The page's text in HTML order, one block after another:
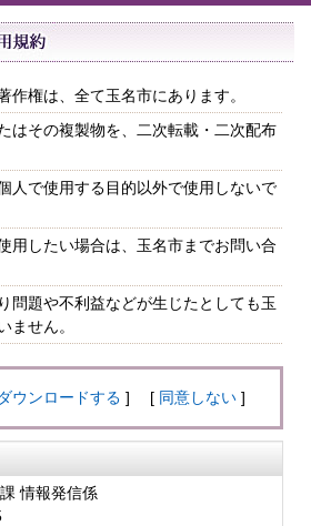
作権は、全て玉名市にあります。
はその複製物を、二次転載・二次配布
人で使用する目的以外で使用しないで
用したい場合は、玉名市までお問い合
問題や不利益などが生じたとしても玉
ません。
ウンロードする ] [ 同意しない ]
情報発信係